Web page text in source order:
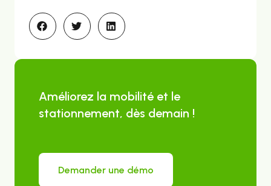
Améliorez la mobilité et le
stationnement, dès demain !
Demander une démo